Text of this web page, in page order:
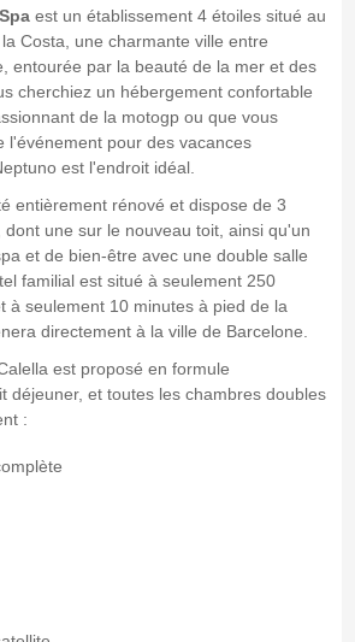
est un établissement 4 étoiles situé au
Costa, une charmante ville entre
entourée par la beauté de la mer et des
cherchiez un hébergement confortable
de la motogp ou que vous
l'événement pour des vacances
est l'endroit idéal.
entièrement rénové et dispose de 3
dont une sur le nouveau toit, ainsi qu'un
et de bien-être avec une double salle
familial est situé à seulement 250
à seulement 10 minutes à pied de la
directement à la ville de Barcelone.
est proposé en formule
déjeuner, et toutes les chambres doubles
: